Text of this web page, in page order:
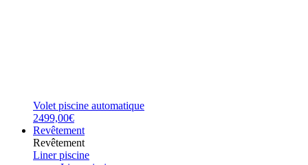
Volet piscine automatique
2499,00€
Revêtement
Revêtement
Liner piscine